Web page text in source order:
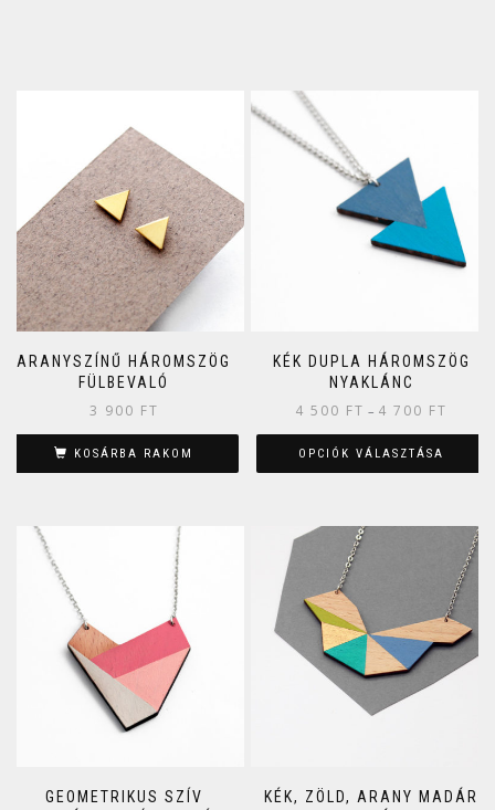
ARANYSZÍNŰ HÁROMSZÖG
FÜLBEVALÓ
3 900 FT
KOSÁRBA RAKOM
KÉK DUPLA HÁROMSZÖG
NYAKLÁNC
4 500 FT – 4 700 FT
OPCIÓK VÁLASZTÁSA
GEOMETRIKUS SZÍV
KÉK, ZÖLD, ARANY MADÁR